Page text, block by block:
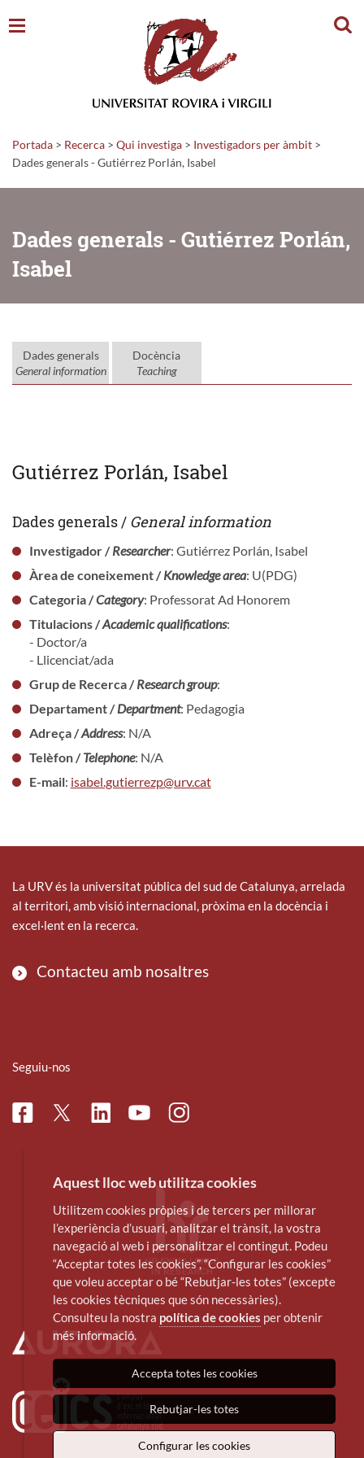
Portada > Recerca > Qui investiga > Investigadors per àmbit >
Dades generals - Gutiérrez Porlán, Isabel
Dades generals - Gutiérrez Porlán,
Isabel
Dades generals
General information
Docència
Teaching
Gutiérrez Porlán, Isabel
Dades generals / General information
Investigador /Researcher: Gutiérrez Porlán, Isabel
Àrea de coneixement /Knowledge area: U(PDG)
Categoria /Category: Professorat Ad Honorem
Titulacions /Academic qualifications:
- Doctor/a
- Llicenciat/ada
Grup de Recerca /Research group:
Departament /Department: Pedagogia
Adreça /Address: N/A
Telèfon /Telephone: N/A
E-mail: isabel.gutierrezp@urv.cat
La URV és la universitat pública del sud de Catalunya, arrelada
al territori, amb visió internacional, pròxima en la docència i
excel·lent en la recerca.
Contacteu amb nosaltres
Seguiu-nos
FacebookTwitterLinkedinYoutubeInstagram
Aquest lloc web utilitza cookies
Utilitzem cookies pròpies i de tercers per millorar
l’experiència d’usuari, analitzar el trànsit, la vostra
navegació al web i personalitzar el contingut. Podeu
“Acceptar totes les cookies”, “Configurar les cookies”
que voleu acceptar o bé “Rebutjar-les totes” (excepte
les cookies tècniques que són necessàries).
Consulteu la nostra política de cookies per obtenir
més informació.
Accepta totes les cookies
Rebutjar-les totes
Configurar les cookies